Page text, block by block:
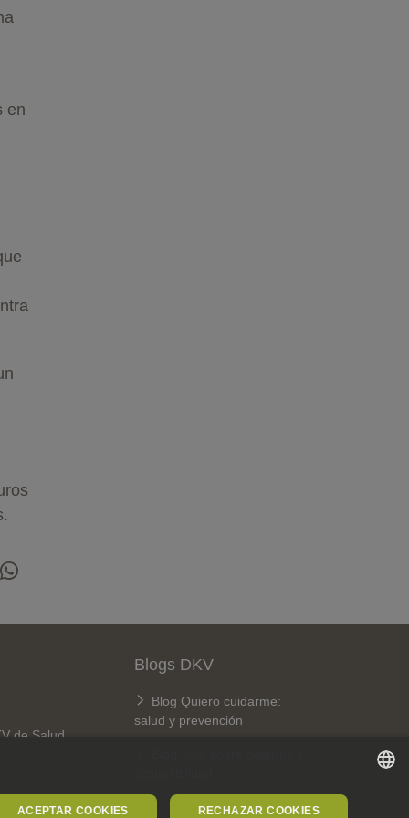
en
de Salud
Blogs DKV
Blog Quiero cuidarme:
salud y prevención
ACEPTAR COOKIES RECHAZAR COOKIES